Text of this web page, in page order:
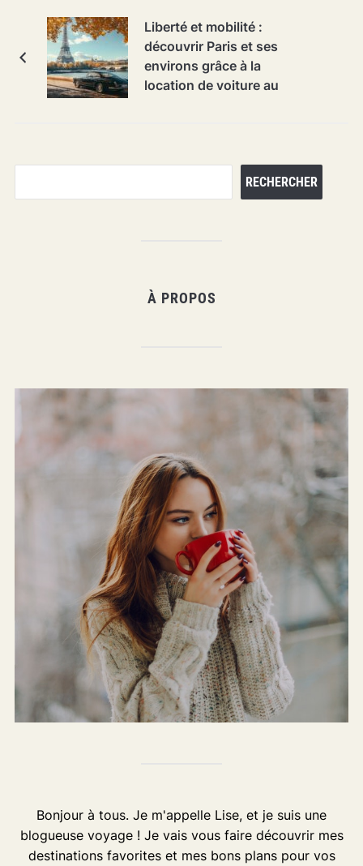
Liberté et mobilité :
découvrir Paris et ses
environs grâce à la
location de voiture au
Rechercher
RECHERCHER
À PROPOS
Bonjour à tous. Je m'appelle Lise, et je suis une
blogueuse voyage ! Je vais vous faire découvrir mes
destinations favorites et mes bons plans pour vos